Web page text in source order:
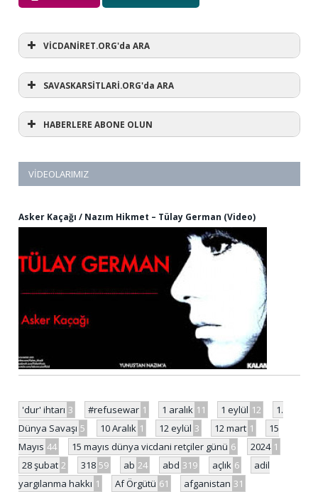
VİCDANİRET.ORG'da ARA
SAVASKARSİTLARİ.ORG'da ARA
HABERLERE ABONE OLUN
VIDEOLARIMIZ
Asker Kaçağı / Nazım Hikmet – Tülay German (Video)
'dur' ihtarı 3 #refusewar 1 1 aralık 11 1 eylül 12
1.
Dünya Savaşı 5 10 Aralık 1 12 eylül 3 12 mart 1
15
Mayıs 44 15 mayıs dünya vicdani retçiler günü 6 2024 1
28 şubat 2 318 59 ab 24 abd 319 açlık 6
adil
yargılanma hakkı 1 Af Örgütü 61 afganistan 31